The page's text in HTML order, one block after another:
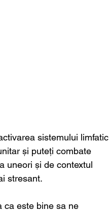
sistemului limfatic
și puteți combate
uneori și de contextul
stresant.
ca este bine sa ne